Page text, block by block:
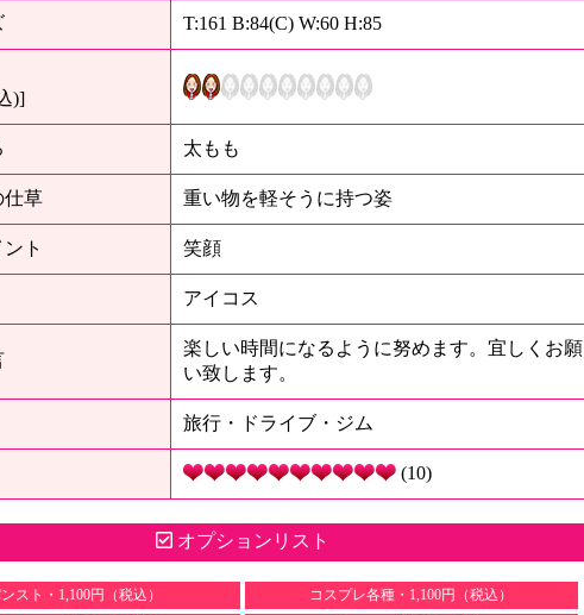
T:161 B:84(C) W:60 H:85
)]
太もも
仕草 重い物を軽そうに持つ姿
ト 笑顔
アイコス
楽しい時間になるように努めます。宜しくお願
い致します。
旅行・ドライブ・ジム
(10)
オプションリスト
スト・1,100円（税込）
コスプレ各種・1,100円（税込）